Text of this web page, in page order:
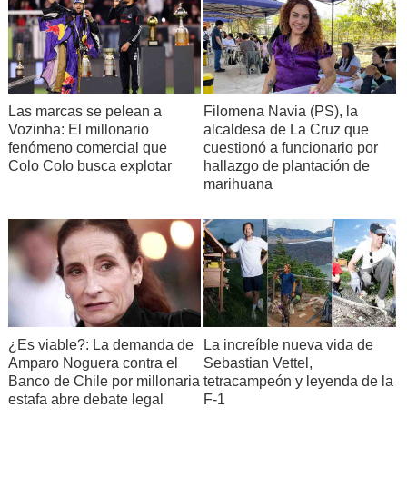
Las marcas se pelean a
Vozinha: El millonario
fenómeno comercial que
Colo Colo busca explotar
Filomena Navia (PS), la
alcaldesa de La Cruz que
cuestionó a funcionario por
hallazgo de plantación de
marihuana
¿Es viable?: La demanda de
Amparo Noguera contra el
Banco de Chile por millonaria
estafa abre debate legal
La increíble nueva vida de
Sebastian Vettel,
tetracampeón y leyenda de la
F-1